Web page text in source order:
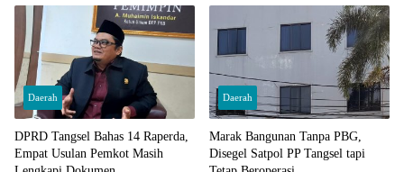
Daerah
DPRD Tangsel Bahas 14 Raperda,
Empat Usulan Pemkot Masih
Daerah
Marak Bangunan Tanpa PBG,
Disegel Satpol PP Tangsel tapi